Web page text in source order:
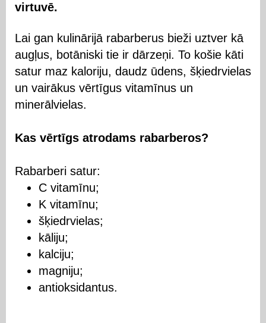
virtuvē.
Lai gan kulinārijā rabarberus bieži uztver kā
augļus, botāniski tie ir dārzeņi. To košie kāti
satur maz kaloriju, daudz ūdens, šķiedrvielas
un vairākus vērtīgus vitamīnus un
minerālvielas.
Kas vērtīgs atrodams rabarberos?
Rabarberi satur:
C vitamīnu;
K vitamīnu;
šķiedrvielas;
kāliju;
kalciju;
magniju;
antioksidantus.